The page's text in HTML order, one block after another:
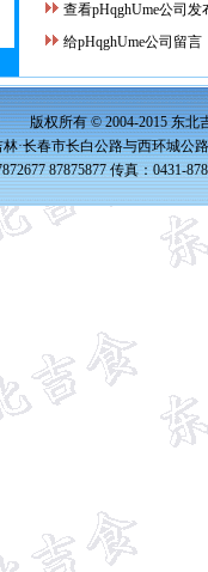
查看pHqghUme公司发
给pHqghUme公司留言
版权所有 © 2004-2015 东北
·长春市长白公路与西环城公
87875877 传真：0431-